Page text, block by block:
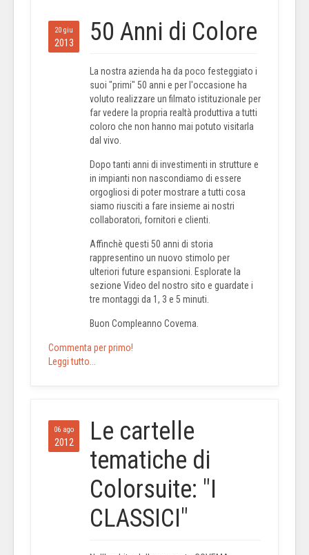
20 giu
2013 50 Anni di Colore
La nostra azienda ha da poco festeggiato i
suoi "primi" 50 anni e per l'occasione ha
voluto realizzare un filmato istituzionale per
far vedere la propria realtà produttiva a tutti
coloro che non hanno mai potuto visitarla
dal vivo.
Dopo tanti anni di investimenti in strutture e
in impianti non nascondiamo di essere
orgogliosi di poter mostrare a tutti cosa
siamo riusciti a fare insieme ai nostri
collaboratori, fornitori e clienti.
Affinchè questi 50 anni di storia
rappresentino un nuovo stimolo per
ulteriori future espansioni. Esplorate la
sezione Video del nostro sito e guardate i
tre montaggi da 1, 3 e 5 minuti.
Buon Compleanno Covema.
Commenta per primo!
Leggi tutto...
06 ago
2012
Le cartelle
tematiche di
Colorsuite: "I
CLASSICI"